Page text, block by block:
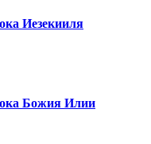
Иезекииля
Божия Илии